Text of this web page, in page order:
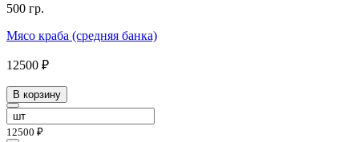
500 гр.
Мясо краба (средняя банка)
12500 ₽
В корзину
12500 ₽